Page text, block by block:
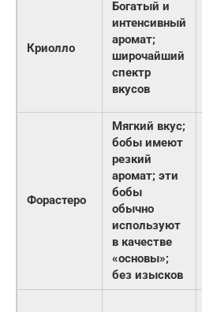
Криолло
Богатый и
интенсивный
аромат;
широчайший
спектр
вкусов
Форастеро
Мягкий вкус;
бобы имеют
резкий
аромат; эти
бобы
обычно
используют
в качестве
«основы»;
без изысков